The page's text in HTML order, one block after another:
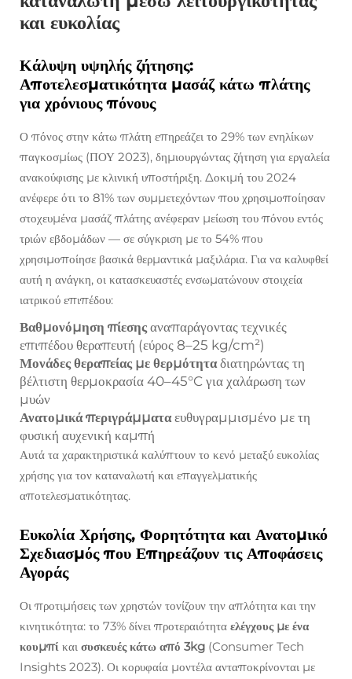
και ευκολίας
Κάλυψη υψηλής ζήτησης:
Αποτελεσματικότητα μασάζ κάτω πλάτης
για χρόνιους πόνους
Ο πόνος στην κάτω πλάτη επηρεάζει το 29% των ενηλίκων
παγκοσμίως (ΠΟΥ 2023), δημιουργώντας ζήτηση για εργαλεία
ανακούφισης με κλινική υποστήριξη. Δοκιμή του 2024
ανέφερε ότι το 81% των συμμετεχόντων που χρησιμοποίησαν
στοχευμένα μασάζ πλάτης ανέφεραν μείωση του πόνου εντός
τριών εβδομάδων — σε σύγκριση με το 54% που
χρησιμοποίησε βασικά θερμαντικά μαξιλάρια. Για να καλυφθεί
αυτή η ανάγκη, οι κατασκευαστές ενσωματώνουν στοιχεία
ιατρικού επιπέδου:
Βαθμονόμηση πίεσης αναπαράγοντας τεχνικές
επιπέδου θεραπευτή (εύρος 8–25 kg/cm²)
Μονάδες θεραπείας με θερμότηταδιατηρώντας τη
βέλτιστη θερμοκρασία 40–45°C για χαλάρωση των
μυών
Ανατομικά περιγράμματαευθυγραμμισμένο με τη
φυσική αυχενική καμπή
Αυτά τα χαρακτηριστικά καλύπτουν το κενό μεταξύ ευκολίας
χρήσης για τον καταναλωτή και επαγγελματικής
αποτελεσματικότητας.
Ευκολία Χρήσης, Φορητότητα και Ανατομικό
Σχεδιασμός που Επηρεάζουν τις Αποφάσεις
Αγοράς
Οι προτιμήσεις των χρηστών τονίζουν την απλότητα και την
κινητικότητα: το 73% δίνει προτεραιότητα ελέγχους με ένα
κουμπί και συσκευές κάτω από 3kg (Consumer Tech
Insights 2023). Οι κορυφαία μοντέλα ανταποκρίνονται με